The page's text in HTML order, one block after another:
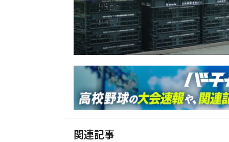
関連記事